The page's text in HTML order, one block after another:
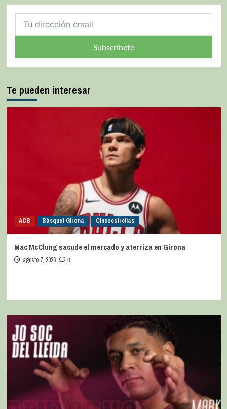
Subscríbete
Te pueden interesar
ACB Bàsquet Girona Cincoestrellas
Mac McClung sacude el mercado y aterriza en Girona
agosto 7, 2026 0